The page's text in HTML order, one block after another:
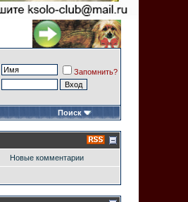
Запомнить?
Поиск
Новые комментарии